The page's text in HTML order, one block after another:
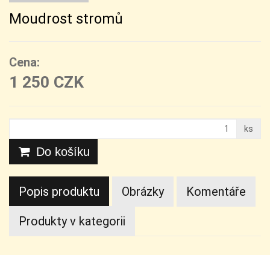
Moudrost stromů
Cena:
1 250 CZK
ks
Do košíku
Popis produktu Obrázky Komentáře
Produkty v kategorii